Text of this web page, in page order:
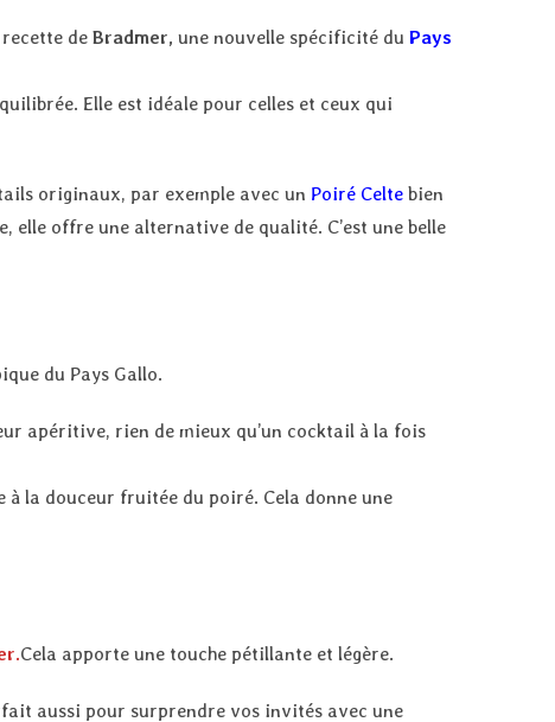
de Bradmer, une nouvelle spécificité du Pays
Elle est idéale pour celles et ceux qui
originaux, par exemple avec un Poiré Celte bien
offre une alternative de qualité. C’est une belle
du Pays Gallo.
apéritive, rien de mieux qu’un cocktail à la fois
à la douceur fruitée du poiré. Cela donne une
Cela apporte une touche pétillante et légère.
aussi pour surprendre vos invités avec une